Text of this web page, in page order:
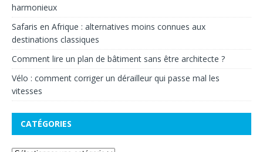
harmonieux
Safaris en Afrique : alternatives moins connues aux
destinations classiques
Comment lire un plan de bâtiment sans être architecte ?
Vélo : comment corriger un dérailleur qui passe mal les
vitesses
CATÉGORIES